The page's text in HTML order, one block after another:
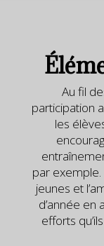
Au fil
participation
les
par
jeunes et
d’année
efforts